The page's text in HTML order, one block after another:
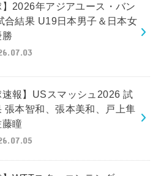
】2026年アジアユース・バン
合結果 U19日本男子＆日本女
速報】USスマッシュ2026 試
張本智和、張本美和、戸上隼
瞳